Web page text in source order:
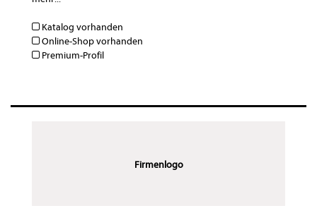
Katalog vorhanden
Online-Shop vorhanden
Premium-Profil
Firmenlogo